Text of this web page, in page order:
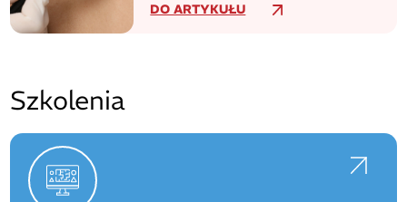
DO ARTYKUŁU
Szkolenia